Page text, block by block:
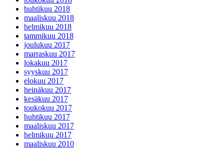
huhtikuu 2018
maaliskuu 2018
helmikuu 2018
tammikuu 2018
joulukuu 2017
marraskuu 2017
lokakuu 2017
syyskuu 2017
elokuu 2017
heinäkuu 2017
kesäkuu 2017
toukokuu 2017
huhtikuu 2017
maaliskuu 2017
helmikuu 2017
maaliskuu 2010